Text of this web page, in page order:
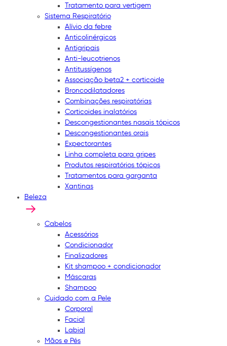
Tratamento para vertigem
Sistema Respiratório
Alívio da febre
Anticolinérgicos
Antigripais
Anti-leucotrienos
Antitussígenos
Associação beta2 + corticoide
Broncodilatadores
Combinações respiratórias
Corticoides inalatórios
Descongestionantes nasais tópicos
Descongestionantes orais
Expectorantes
Linha completa para gripes
Produtos respiratórios tópicos
Tratamentos para garganta
Xantinas
Beleza
Cabelos
Acessórios
Condicionador
Finalizadores
Kit shampoo + condicionador
Máscaras
Shampoo
Cuidado com a Pele
Corporal
Facial
Labial
Mãos e Pés